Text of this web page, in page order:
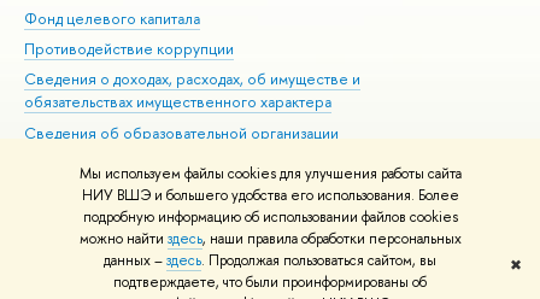
Мы используем файлы cookies для улучшения работы сайта
НИУ ВШЭ и большего удобства его использования. Более
подробную информацию об использовании файлов cookies
можно найти здесь, наши правила обработки персональных
данных –здесь. Продолжая пользоваться сайтом, вы
подтверждаете, что были проинформированы об
✖
Фонд целевого капитала
Противодействие коррупции
Сведения о доходах, расходах, об имуществе и
обязательствах имущественного характера
Сведения об образовательной организации
Людям с ограниченными возможностями здоровья
Единая платежная страница
Работа в Вышке